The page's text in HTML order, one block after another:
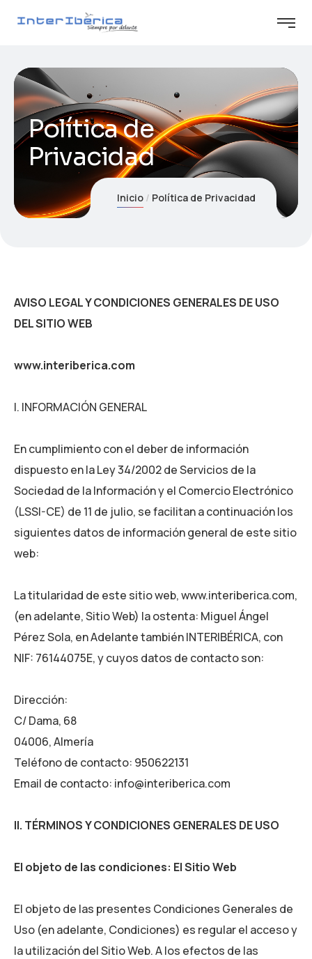
Política de
Privacidad
Inicio Política de Privacidad
AVISO LEGAL Y CONDICIONES GENERALES DE USO
DEL SITIO WEB
www.interiberica.com
I. INFORMACIÓN GENERAL
En cumplimiento con el deber de información
dispuesto en la Ley 34/2002 de Servicios de la
Sociedad de la Información y el Comercio Electrónico
(LSSI-CE) de 11 de julio, se facilitan a continuación los
siguientes datos de información general de este sitio
web:
La titularidad de este sitio web,www.interiberica.com,
(en adelante, Sitio Web) la ostenta: Miguel Ángel
Pérez Sola, en Adelante también INTERIBÉRICA, con
NIF: 76144075E, y cuyos datos de contacto son:
Dirección:
C/ Dama, 68
04006, Almería
Teléfono de contacto: 950622131
Email de contacto: info@interiberica.com
II. TÉRMINOS Y CONDICIONES GENERALES DE USO
El objeto de las condiciones: El Sitio Web
El objeto de las presentes Condiciones Generales de
Uso (en adelante, Condiciones) es regular el acceso y
la utilización del Sitio Web. A los efectos de las